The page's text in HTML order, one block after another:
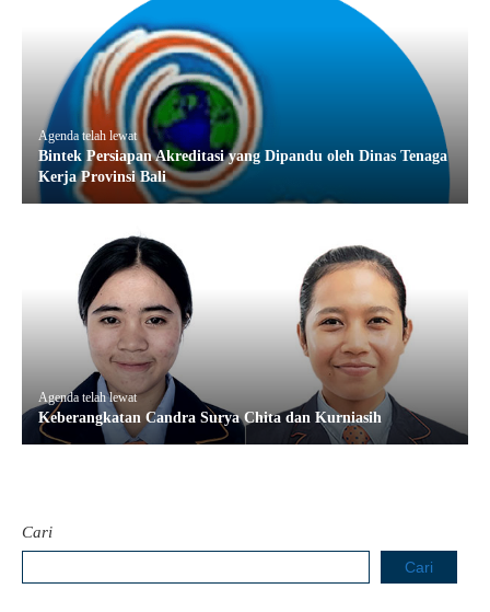
Agenda telah lewat
Bintek Persiapan Akreditasi yang Dipandu oleh Dinas Tenaga
Kerja Provinsi Bali
Agenda telah lewat
Keberangkatan Candra Surya Chita dan Kurniasih
Cari
Cari